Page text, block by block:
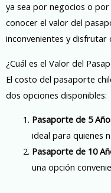
ya sea por negocios o
conocer el valor del
inconvenientes y disfrutar
¿Cuál es el Valor del
El costo del pasaporte
dos opciones disponibles:
Pasaporte de 5
ideal para quienes
Pasaporte de 10
una opción